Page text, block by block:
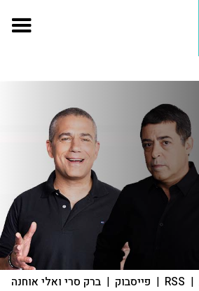
|
RSS
| פייסבוק | ברק סרי ואלי אוחנה